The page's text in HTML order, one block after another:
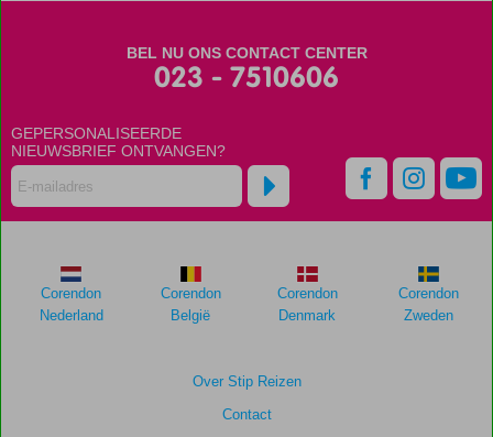
BEL NU ONS CONTACT CENTER
023 - 7510606
GEPERSONALISEERDE
NIEUWSBRIEF ONTVANGEN?
Over Stip Reizen
Contact
Corendon
Nederland
Corendon
België
Corendon
Denmark
Corendon
Zweden